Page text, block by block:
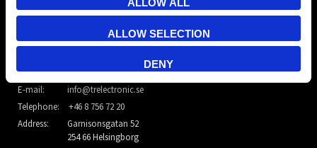
ALLOW ALL
ALLOW SELECTION
DENY
E-mail:
info@trelectronic.se
Telephone:
+46 8 756 72 20
Address:
Garnisonsgatan 52
254 66 Helsingborg